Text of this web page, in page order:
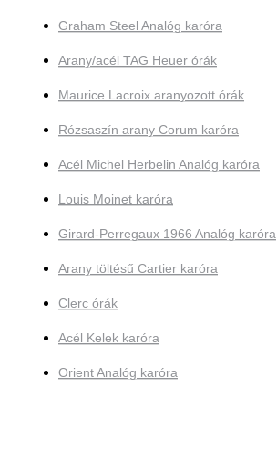
Graham Steel Analóg karóra
Arany/acél TAG Heuer órák
Maurice Lacroix aranyozott órák
Rózsaszín arany Corum karóra
Acél Michel Herbelin Analóg karóra
Louis Moinet karóra
Girard-Perregaux 1966 Analóg karóra
Arany töltésű Cartier karóra
Clerc órák
Acél Kelek karóra
Orient Analóg karóra